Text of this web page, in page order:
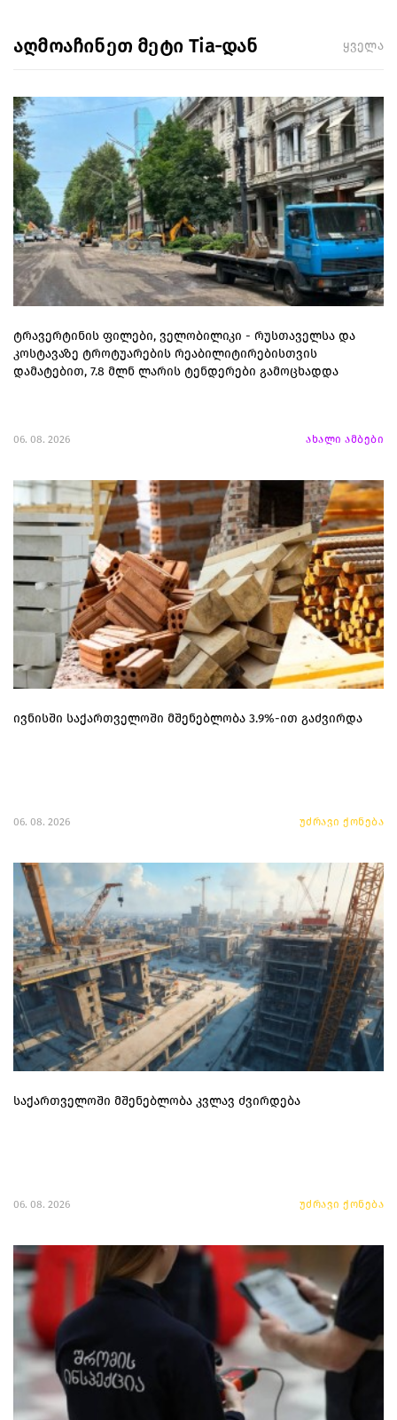
აღმოაჩინეთ მეტი Tia-დან ყველა
ტრავერტინის ფილები, ველობილიკი - რუსთაველსა და
კოსტავაზე ტროტუარების რეაბილიტირებისთვის
დამატებით, 7.8 მლნ ლარის ტენდერები გამოცხადდა
06. 08. 2026 ახალი ამბები
ივნისში საქართველოში მშენებლობა 3.9%-ით გაძვირდა
06. 08. 2026 უძრავი ქონება
საქართველოში მშენებლობა კვლავ ძვირდება
06. 08. 2026 უძრავი ქონება